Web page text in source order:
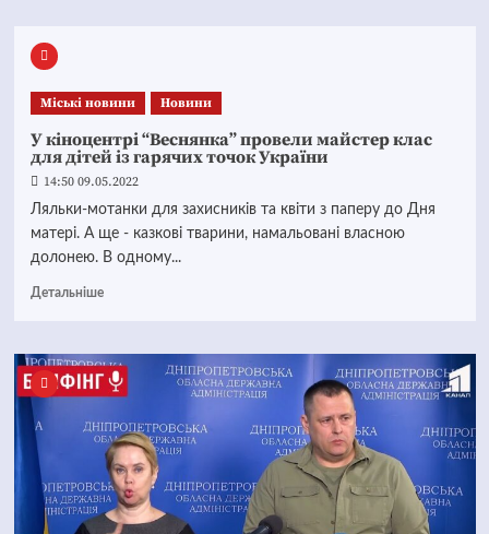
Mіські новини Новини
У кіноцентрі “Веснянка” провели майстер клас
для дітей із гарячих точок України
14:50 09.05.2022
Ляльки-мотанки для захисників та квіти з паперу до Дня
матері. А ще - казкові тварини, намальовані власною
долонею. В одному...
Детальніше